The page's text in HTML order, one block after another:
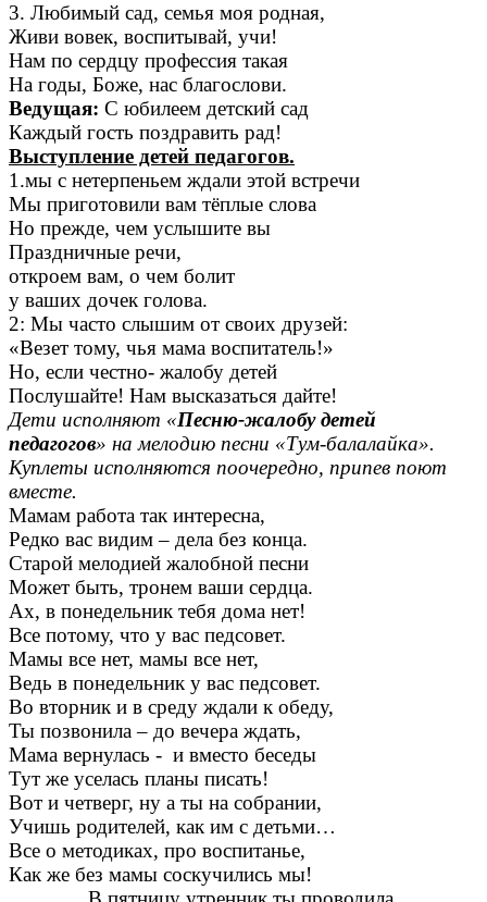
3. Любимый сад, семья моя родная,
Живи вовек, воспитывай, учи!
Нам по сердцу профессия такая
На годы, Боже, нас благослови.
Ведущая: С юбилеем детский сад
Каждый гость поздравить рад!
Выступление детей педагогов.
1.мы с нетерпеньем ждали этой встречи
Мы приготовили вам тёплые слова
Но прежде, чем услышите вы
Праздничные речи,
откроем вам, о чем болит
у ваших дочек голова.
2: Мы часто слышим от своих друзей:
«Везет тому, чья мама воспитатель!»
Но, если честно- жалобу детей
Послушайте! Нам высказаться дайте!
Дети исполняют «Песню-жалобу детей
педагогов» на мелодию песни «Тум-балалайка».
Куплеты исполняются поочередно, припев поют
вместе.
Мамам работа так интересна,
Редко вас видим – дела без конца.
Старой мелодией жалобной песни
Может быть, тронем ваши сердца.
Ах, в понедельник тебя дома нет!
Все потому, что у вас педсовет.
Мамы все нет, мамы все нет,
Ведь в понедельник у вас педсовет.
Во вторник и в среду ждали к обеду,
Ты позвонила – до вечера ждать,
Мама вернулась - и вместо беседы
Тут же уселась планы писать!
Вот и четверг, ну а ты на собрании,
Учишь родителей, как им с детьми…
Все о методиках, про воспитанье,
Как же без мамы соскучились мы!